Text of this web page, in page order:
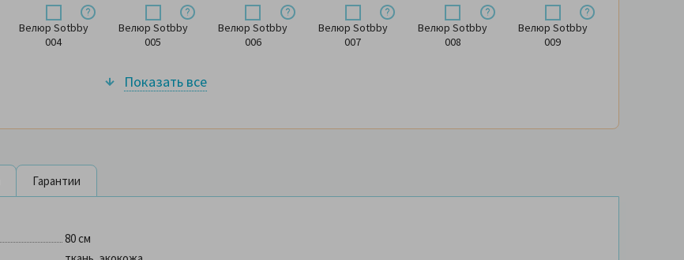
Велюр Sotbby
004
Велюр Sotbby
005
Велюр Sotbby
006
Велюр Sotbby
007
Велюр Sotbby
008
Велюр Sotbby
009
Показать все
Гарантии
80 см